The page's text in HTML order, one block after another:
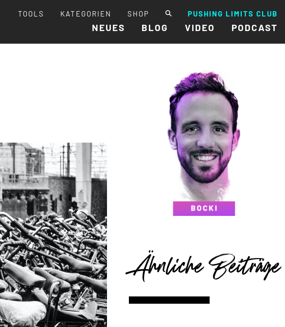
TOOLS KATEGORIEN SHOP PUSHING LIMITS CLUB
NEUES BLOG VIDEO PODCAST
Ähnliche Beiträge